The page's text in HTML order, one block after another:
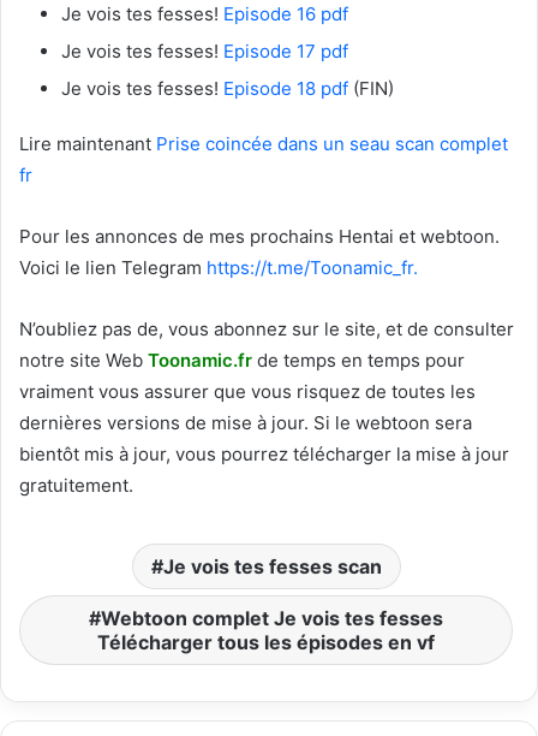
Je vois tes fesses! Episode 16 pdf
Je vois tes fesses! Episode 17 pdf
Je vois tes fesses! Episode 18 pdf (FIN)
Lire maintenant Prise coincée dans un seau scan complet
fr
Pour les annonces de mes prochains Hentai et webtoon.
Voici le lien Telegram https://t.me/Toonamic_fr.
N’oubliez pas de, vous abonnez sur le site, et de consulter
notre site Web Toonamic.fr de temps en temps pour
vraiment vous assurer que vous risquez de toutes les
dernières versions de mise à jour. Si le webtoon sera
bientôt mis à jour, vous pourrez télécharger la mise à jour
gratuitement.
Je vois tes fesses scan
Webtoon complet Je vois tes fesses
Télécharger tous les épisodes en vf